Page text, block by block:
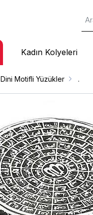
Kadın Kolyeleri
Dini Motifli Yüzükler .